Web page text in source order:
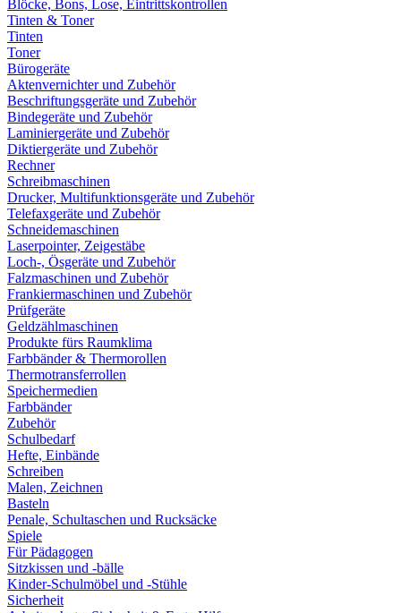
Blöcke, Bons, Lose, Eintrittskontrollen
Tinten & Toner
Tinten
Toner
Bürogeräte
Aktenvernichter und Zubehör
Beschriftungsgeräte und Zubehör
Bindegeräte und Zubehör
Laminiergeräte und Zubehör
Diktiergeräte und Zubehör
Rechner
Schreibmaschinen
Drucker, Multifunktionsgeräte und Zubehör
Telefaxgeräte und Zubehör
Schneidemaschinen
Laserpointer, Zeigestäbe
Loch-, Ösgeräte und Zubehör
Falzmaschinen und Zubehör
Frankiermaschinen und Zubehör
Prüfgeräte
Geldzählmaschinen
Produkte fürs Raumklima
Farbbänder & Thermorollen
Thermotransferrollen
Speichermedien
Farbbänder
Zubehör
Schulbedarf
Hefte, Einbände
Schreiben
Malen, Zeichnen
Basteln
Penale, Schultaschen und Rucksäcke
Spiele
Für Pädagogen
Sitzkissen und -bälle
Kinder-Schulmöbel und -Stühle
Sicherheit